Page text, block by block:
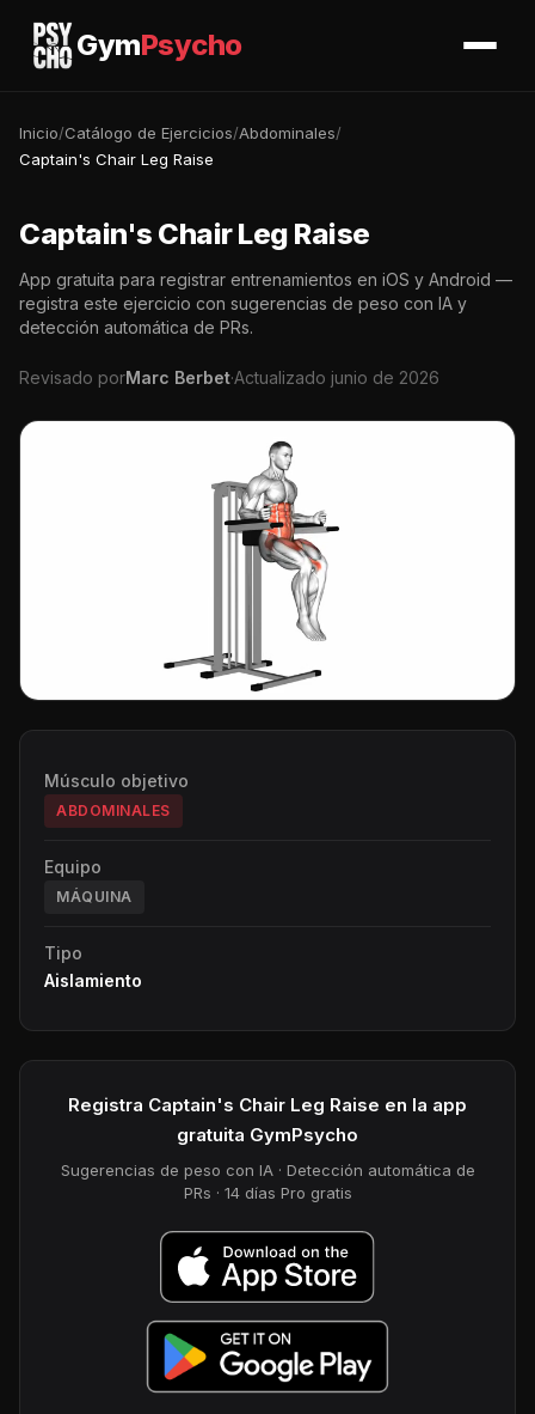
GymPsycho
Inicio/Catálogo de Ejercicios/Abdominales/
Captain's Chair Leg Raise
Captain's Chair Leg Raise
App gratuita para registrar entrenamientos en iOS y Android —
registra este ejercicio con sugerencias de peso con IA y
detección automática de PRs.
Revisado porMarc Berbet·Actualizado junio de 2026
Músculo objetivo
ABDOMINALES
Equipo
MÁQUINA
Tipo
Aislamiento
Registra Captain's Chair Leg Raise en la app
gratuita GymPsycho
Sugerencias de peso con IA · Detección automática de
PRs · 14 días Pro gratis